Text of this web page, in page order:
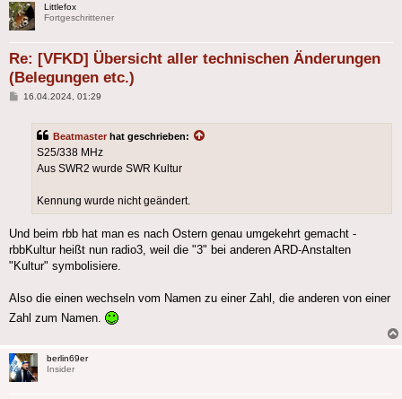
Littlefox
Fortgeschrittener
Re: [VFKD] Übersicht aller technischen Änderungen
(Belegungen etc.)
Beitrag
16.04.2024, 01:29
Beatmaster hat geschrieben:
S25/338 MHz
Aus SWR2 wurde SWR Kultur
Kennung wurde nicht geändert.
Und beim rbb hat man es nach Ostern genau umgekehrt gemacht -
rbbKultur heißt nun radio3, weil die "3" bei anderen ARD-Anstalten
"Kultur" symbolisiere.
Also die einen wechseln vom Namen zu einer Zahl, die anderen von einer
Zahl zum Namen.
berlin69er
Insider